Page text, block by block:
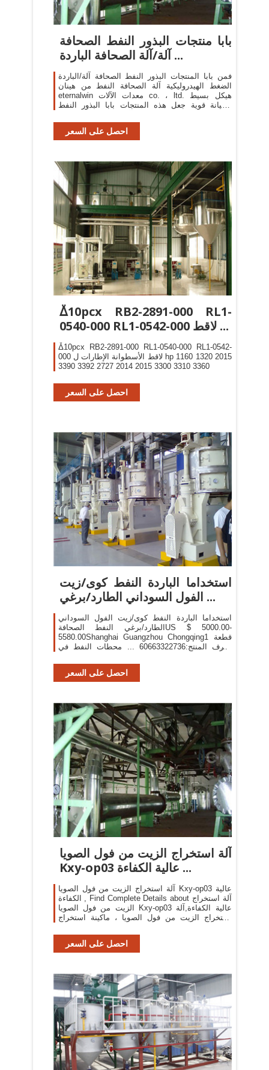
بابا منتجات البذور النفط الصحافة
آلة/آلة الصحافة الباردة ...
فمن بابا المنتجات البذور النفط الصحافة آلة/الباردة
الضغط الهيدروليكية آلة الصحافة النفط من هينان
eternalwin معدات الآلات co. ، ltd. هيكل بسيط
وصيانة قوية جعل هذه المنتجات بابا البذور النفط
احصل على السعر
ᐂ10pcx RB2-2891-000 RL1-
0540-000 RL1-0542-000 لاقط ...
ᐂ10pcx RB2-2891-000 RL1-0540-000 RL1-0542-
000 لاقط الأسطوانة الإطارات ل hp 1160 1320 2015
3390 3392 2727 2014 2015 3300 3310 3360
احصل على السعر
استخداما الباردة النفط كوى/زيت
الفول السوداني الطارد/برغي ...
استخداما الباردة النفط كوى/زيت الفول السوداني
الطارد/برغي النفط الصحافةUS $ 5000.00-
5580.00Shanghai Guangzhou Chongqing1 قطعة
معرف المنتج:60663322736 ... محطات النفط في
الزيت ...
احصل على السعر
آلة استخراج الزيت من فول الصويا
Kxy-op03 عالية الكفاءة ...
آلة استخراج الزيت من فول الصويا Kxy-op03 عالية
الكفاءة , Find Complete Details about آلة استخراج
الزيت من فول الصويا Kxy-op03 عالية الكفاءة,آلة
استخراج الزيت من فول الصويا ، ماكينة استخراج
Supplier or Manufacturer ...
احصل على السعر